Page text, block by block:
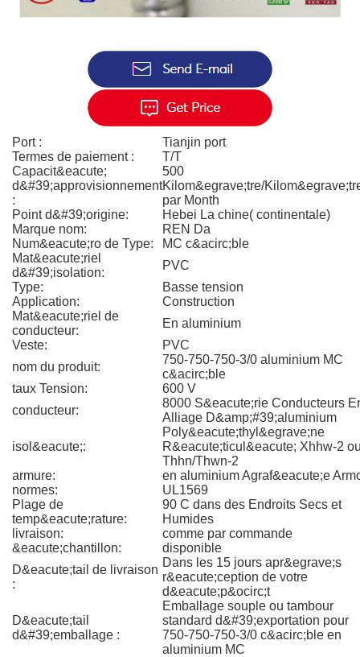
Port :
Tianjin port
Termes de paiement :
T/T
Capacit&eacute;
d&#39;approvisionnement
:
500
Kilom&egrave;tre/
par Month
Point d&#39;origine:
Hebei La chine( continentale)
Marque nom:
REN Da
Num&eacute;ro de Type:
MC c&acirc;ble
Mat&eacute;riel
d&#39;isolation:
PVC
Type:
Basse tension
Application:
Construction
Mat&eacute;riel de
conducteur:
En aluminium
Veste:
PVC
nom du produit:
750-750-750-3/0 aluminium MC
c&acirc;ble
taux Tension:
600 V
conducteur:
8000 S&eacute;rie Conducteurs
Alliage D&amp;#39;aluminium
isol&eacute;:
Poly&eacute;thyl&egrave;ne
R&eacute;ticul&eacute; Xhhw-2
Thhn/Thwn-2
armure:
en aluminium Agraf&eacute;e
normes:
UL1569
Plage de
temp&eacute;rature:
90 C dans des Endroits Secs et
Humides
livraison:
comme par commande
&eacute;chantillon:
disponible
D&eacute;tail de livraison
:
Dans les 15 jours apr&egrave;s
r&eacute;ception de votre
d&eacute;p&ocirc;t
D&eacute;tail
d&#39;emballage :
Emballage souple ou tambour
standard d&#39;exportation pour
750-750-750-3/0 c&acirc;ble en
aluminium MC